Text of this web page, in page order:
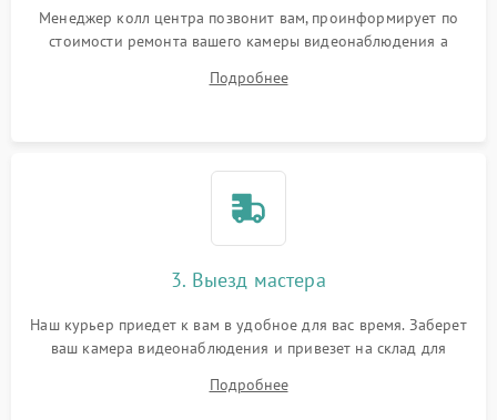
Менеджер колл центра позвонит вам, проинформирует по
стоимости ремонта вашего камеры видеонаблюдения а
Подробнее
3. Выезд мастера
Наш курьер приедет к вам в удобное для вас время. Заберет
ваш камера видеонаблюдения и привезет на склад для
Подробнее